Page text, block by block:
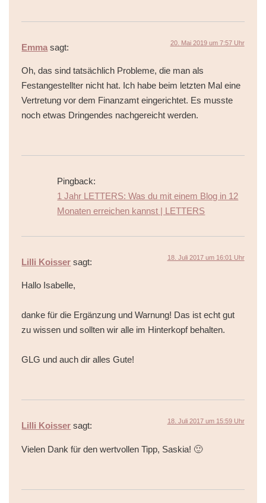
Emma sagt: 20. Mai 2019 um 7:57 Uhr
Oh, das sind tatsächlich Probleme, die man als
Festangestellter nicht hat. Ich habe beim letzten Mal eine
Vertretung vor dem Finanzamt eingerichtet. Es musste
noch etwas Dringendes nachgereicht werden.
Pingback:
1 Jahr LETTERS: Was du mit einem Blog in 12
Monaten erreichen kannst | LETTERS
Lilli Koisser sagt: 18. Juli 2017 um 16:01 Uhr
Hallo Isabelle,
danke für die Ergänzung und Warnung! Das ist echt gut
zu wissen und sollten wir alle im Hinterkopf behalten.
GLG und auch dir alles Gute!
Lilli Koisser sagt: 18. Juli 2017 um 15:59 Uhr
Vielen Dank für den wertvollen Tipp, Saskia! 🙂